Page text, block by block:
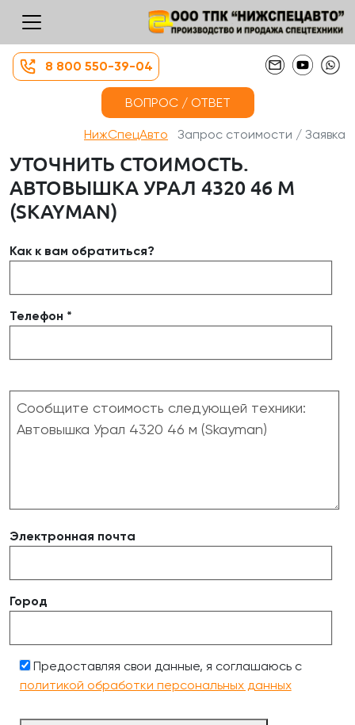
8 800 550-39-04
ВОПРОС / ОТВЕТ
НижСпецАвто Запрос стоимости / Заявка
УТОЧНИТЬ СТОИМОСТЬ.
АВТОВЫШКА УРАЛ 4320 46 М
(SKAYMAN)
Как к вам обратиться?
Телефон *
Электронная почта
Город
Предоставляя свои данные, я соглашаюсь с
политикой обработки персональных данных